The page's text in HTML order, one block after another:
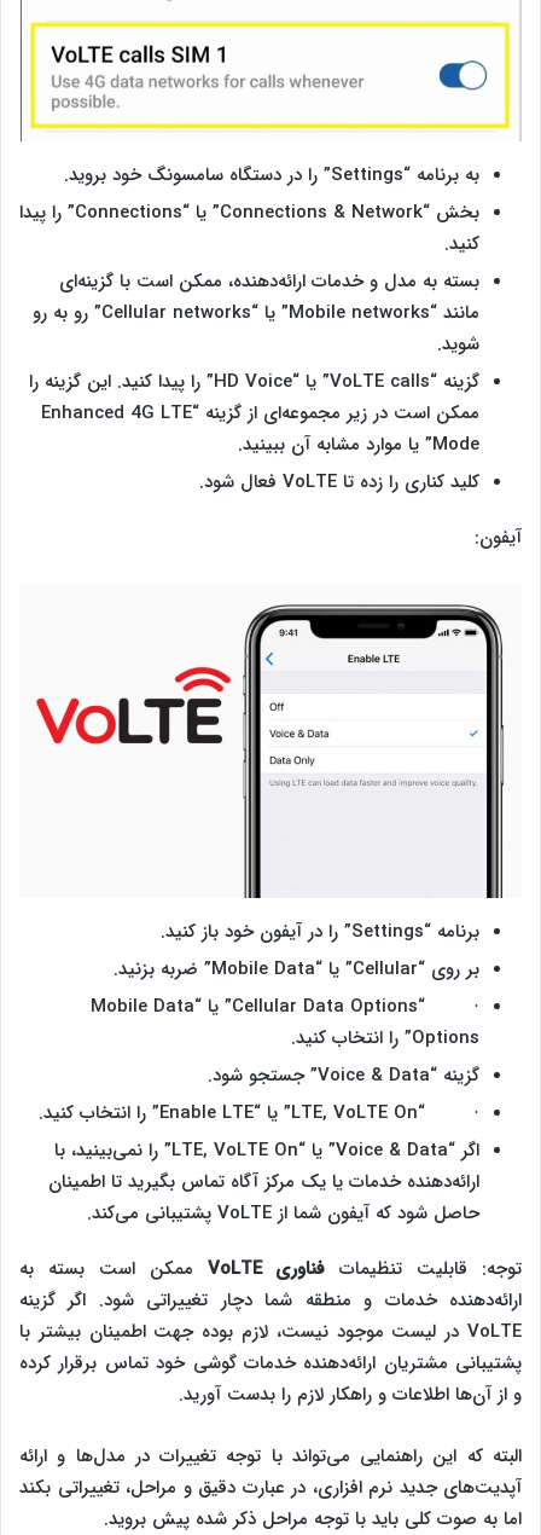
به برنامه “Settings” را در دستگاه سامسونگ خود بروید.
بخش “Connections & Network” یا “Connections” را پیدا
کنید.
بسته به مدل و خدمات ارائه‌دهنده، ممکن است با گزینه‌ای
مانند “Mobile networks” یا “Cellular networks” رو به رو
شوید.
گزینه “VoLTE calls” یا “HD Voice” را پیدا کنید. این گزینه را
ممکن است در زیر مجموعه‌‌ای از گزینه “Enhanced 4G LTE
Mode” یا موارد مشابه آن ببینید.
کلید کناری را زده تا VoLTE فعال شود.
آیفون:
برنامه “Settings” را در آیفون خود باز کنید.
بر روی “Cellular” یا “Mobile Data” ضربه بزنید.
· “Cellular Data Options” یا “Mobile Data
Options” را انتخاب کنید.
گزینه “Voice & Data” جستجو شود.
· “LTE, VoLTE On” یا “Enable LTE” را انتخاب کنید.
اگر “Voice & Data” یا “LTE, VoLTE On” را نمی‌بینید، با
ارائه‌دهنده خدمات یا یک مرکز آگاه تماس بگیرید تا اطمینان
حاصل شود که آیفون شما از VoLTE پشتیبانی می‌کند.
توجه: قابلیت تنظیمات فناوریVoLTE ممکن است بسته به
ارائه‌دهنده خدمات و منطقه شما دچار تغییراتی شود. اگر گزینه
VoLTE در لیست موجود نیست، لازم بوده جهت اطمینان بیشتر با
پشتیبانی مشتریان ارائه‌دهنده خدمات گوشی خود تماس برقرار کرده
و از آن‌ها اطلاعات و راهکار لازم را بدست آورید.
البته که این راهنمایی می‌تواند با توجه تغییرات در مدل‌ها و ارائه
آپدیت‌های جدید نرم افزاری، در عبارت دقیق و مراحل، تغییراتی بکند
اما به صوت کلی باید با توجه مراحل ذکر شده پیش بروید.